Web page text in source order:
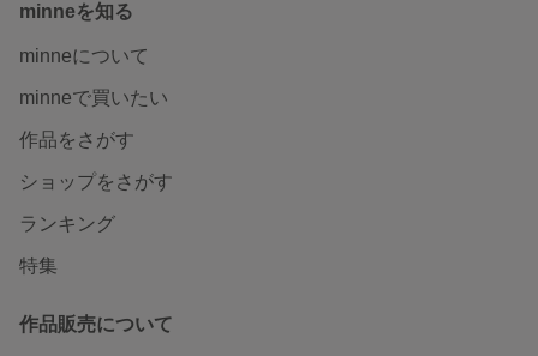
minneを知る
minneについて
minneで買いたい
作品をさがす
ショップをさがす
ランキング
特集
作品販売について